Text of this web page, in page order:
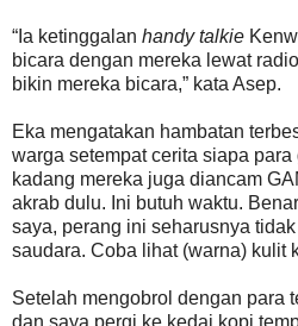
“Ia ketinggalan handy talkie
bicara dengan mereka lewat
bikin mereka bicara,” kata Asep.
Eka mengatakan hambatan
warga setempat cerita siapa
kadang mereka juga diancam
akrab dulu. Ini butuh waktu.
saya, perang ini seharusnya
saudara. Coba lihat (warna) kulit
Setelah mengobrol dengan para
dan saya pergi ke kedai kopi